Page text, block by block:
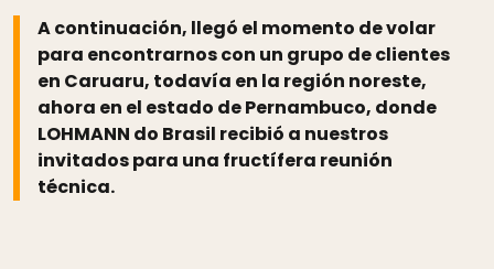
A continuación, llegó el momento de volar
para encontrarnos con un grupo de clientes
en Caruaru, todavía en la región noreste,
ahora en el estado de Pernambuco, donde
LOHMANN do Brasil recibió a nuestros
invitados para una fructífera reunión
técnica.